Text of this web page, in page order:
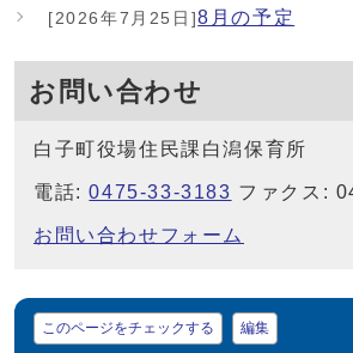
[2026年7月25日]8月の予定
お問い合わせ
白子町役場住民課白潟保育所
電話:0475-33-3183 ファクス:
お問い合わせフォーム
マイページ
このページをチェックする 編集